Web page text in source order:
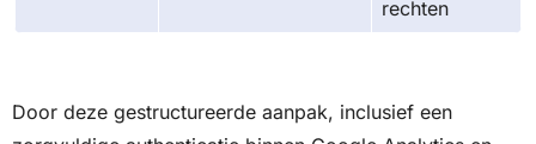
rechten
Door deze gestructureerde aanpak, inclusief een